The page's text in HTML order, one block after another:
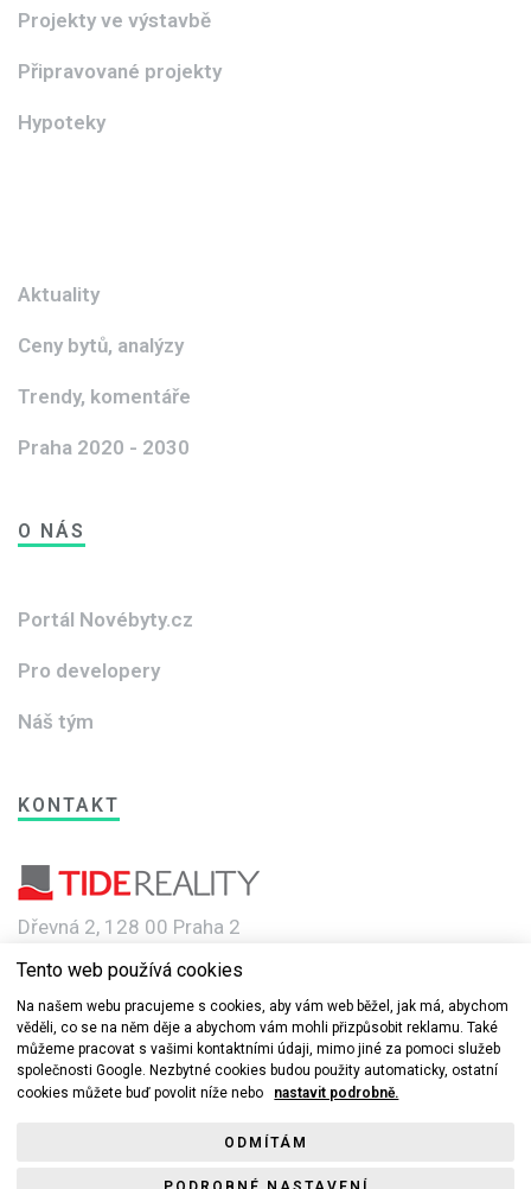
Projekty ve výstavbě
Připravované projekty
Hypoteky
Aktuality
Ceny bytů, analýzy
Trendy, komentáře
Praha 2020 - 2030
O NÁS
Portál Novébyty.cz
Pro developery
Náš tým
KONTAKT
Dřevná 2, 128 00 Praha 2
e-mail: info@novebyty.cz
© 2019-2022 Nové byty.cz s.r.o a TIDE REALITY spol. s r.o. Všechna
Tento web používá cookies
Na našem webu pracujeme s cookies, aby vám web běžel, jak má, abychom
věděli, co se na něm děje a abychom vám mohli přizpůsobit reklamu. Také
můžeme pracovat s vašimi kontaktními údaji, mimo jiné za pomoci služeb
společnosti Google. Nezbytné cookies budou použity automaticky, ostatní
cookies můžete buď povolit níže nebo
nastavit podrobně.
ODMÍTÁM